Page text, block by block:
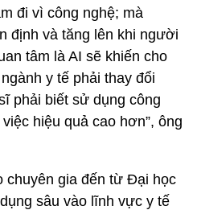
đi vì công nghệ; mà
định và tăng lên khi người
tâm là AI sẽ khiến cho
y tế phải thay đổi
phải biết sử dụng công
hiệu quả cao hơn”, ông
chuyên gia đến từ Đại học
sâu vào lĩnh vực y tế